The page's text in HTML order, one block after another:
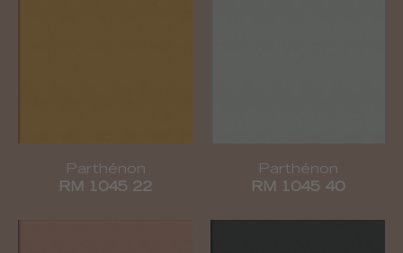
Parthénon
RM 1045 22
Parthénon
RM 1045 40